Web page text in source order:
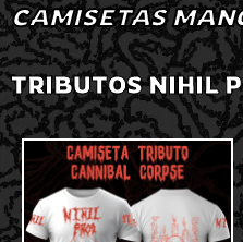
CAMISETAS
TRIBUTOS NIHIL